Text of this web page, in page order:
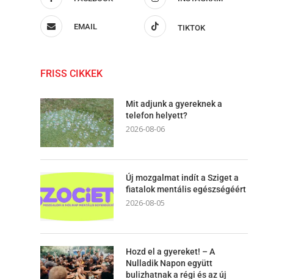
EMAIL TIKTOK
FRISS CIKKEK
Mit adjunk a gyereknek a
telefon helyett?
2026-08-06
Új mozgalmat indít a Sziget a
fiatalok mentális egészségéért
2026-08-05
Hozd el a gyereket! – A
Nulladik Napon együtt
bulizhatnak a régi és az új